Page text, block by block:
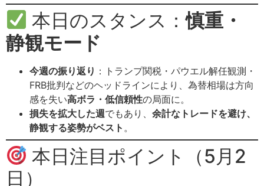
本日のスタンス：慎重・
静観モード
今週の振り返り ：トランプ関税・パウエル解任観測・
FRB批判などのヘッドラインにより、為替相場は方向
感を失い高ボラ・低信頼性の局面に。
損失を拡大した週でもあり、 余計なトレードを避け、
静観する姿勢がベスト 。
本日注目ポイント（5月2
日）